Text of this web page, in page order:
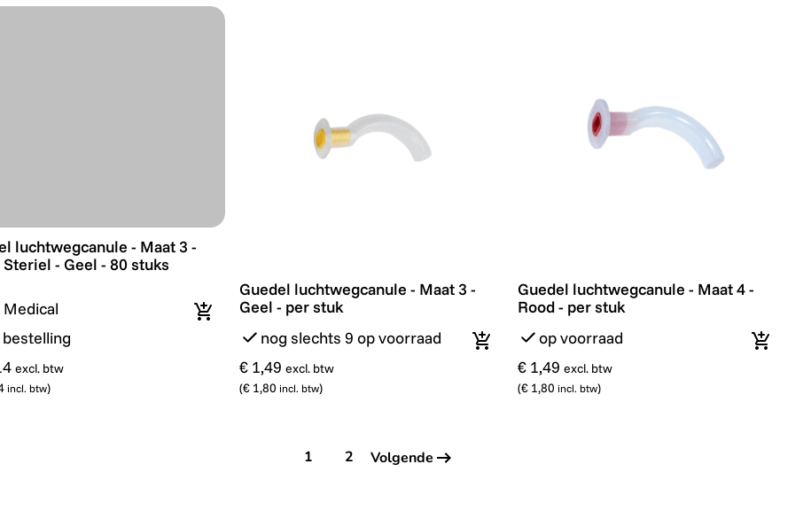
luchtwegcanule - Maat 3 - 9cm - Steriel - Geel - 80 stuks
luchtwegcanule - Maat 3 -
- Geel - 80 stuks
Medical
excl. btw
incl. btw)
In winkelmandje
Guedel luchtwegcanule - Maat 3 - Geel - per stuk
Guedel luchtwegcanule - Maat 3 -
Geel - per stuk
nog slechts 9 op voorraad
€ 1,49 excl. btw
(€ 1,80 incl. btw)
In winkelmandje
Guedel luchtwegcanule - Maat 4 - Rood -
Guedel luchtwegcanule - Maat 4 -
Rood - per stuk
op voorraad
€ 1,49 excl. btw
(€ 1,80 incl. btw)
In
1 2 Volgende